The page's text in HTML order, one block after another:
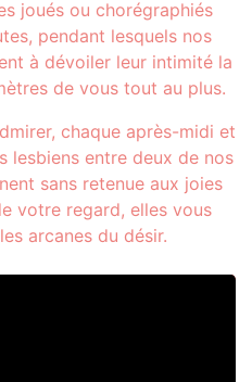
joués ou chorégraphiés
pendant lesquels nos
à dévoiler leur intimité la
de vous tout au plus.
chaque après-midi et
lesbiens entre deux de nos
sans retenue aux joies
votre regard, elles vous
arcanes du désir.